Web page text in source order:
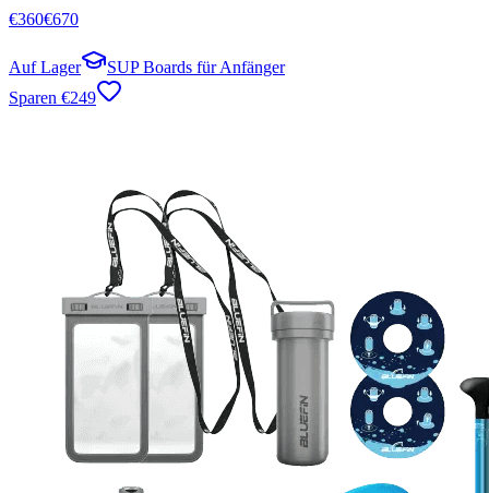
€360€670
Auf Lager
SUP Boards für Anfänger
Sparen €249